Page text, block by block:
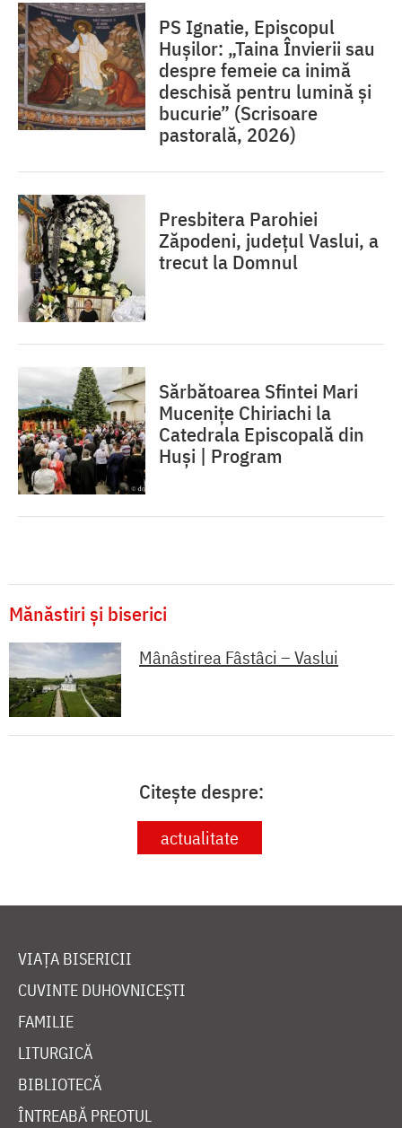
PS Ignatie, Episcopul
Hușilor: „Taina Învierii sau
despre femeie ca inimă
deschisă pentru lumină şi
bucurie” (Scrisoare
pastorală, 2026)
Presbitera Parohiei
Zăpodeni, județul Vaslui, a
trecut la Domnul
Sărbătoarea Sfintei Mari
Mucenițe Chiriachi la
Catedrala Episcopală din
Huși | Program
Mănăstiri și biserici
Mânâstirea Fâstâci – Vaslui
Citește despre:
actualitate
VIAȚA BISERICII
CUVINTE DUHOVNICEȘTI
FAMILIE
LITURGICĂ
BIBLIOTECĂ
ÎNTREABĂ PREOTUL